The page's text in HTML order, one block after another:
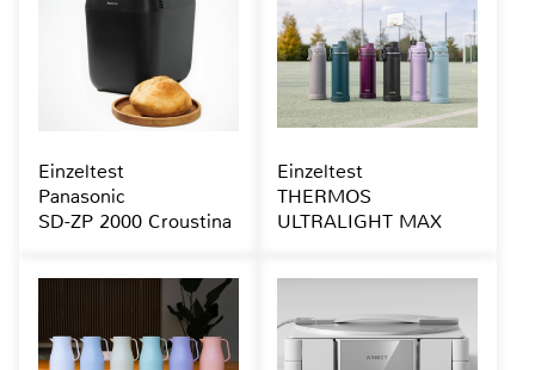
Einzeltest
Panasonic
SD-ZP 2000 Croustina
Einzeltest
THERMOS
ULTRALIGHT MAX